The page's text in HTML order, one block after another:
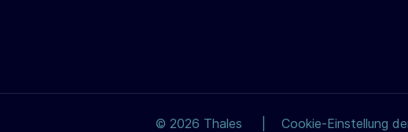
© 2026 Thales Cookie-Einstellung